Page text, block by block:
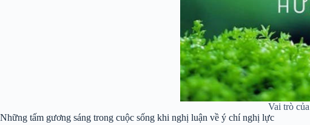
Vai trò
Những tấm gương sáng trong cuộc sống khi nghị luận về ý chí nghị lực